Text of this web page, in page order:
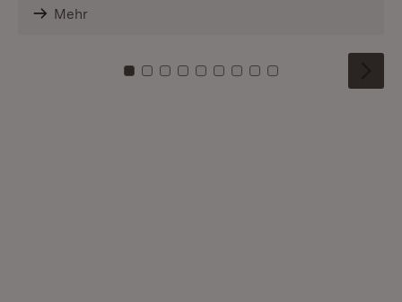
Mehr
Zu Kachel: 0
Zu Kachel: 1
Zu Kachel: 2
Zu Kachel: 3
Zu Kachel: 4
Zu Kachel: 5
Zu Kachel: 6
Zu Kachel: 7
Zu Kachel: 8